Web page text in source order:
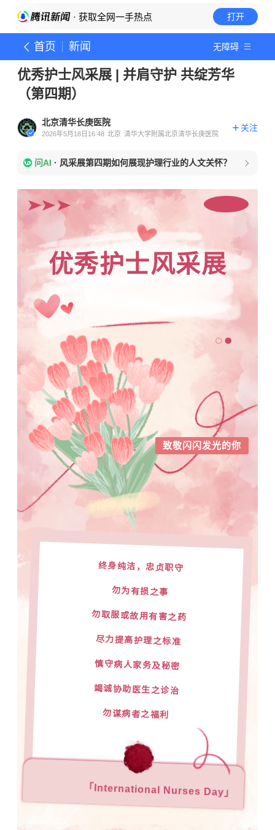
· 获取全网一手热点 打开
首页 新闻 无障碍
优秀护士风采展 | 并肩守护 共绽芳华
（第四期）
北京清华长庚医院
2026年5月18日16:48 北京 清华大学附属北京清华长庚医院
关注
问AI · 风采展第四期如何展现护理行业的人文关怀？
优秀护士风采展
致敬闪闪发光的你
终身纯洁，忠贞职守
勿为有损之事
勿取服或故用有害之药
尽力提高护理之标准
慎守病人家务及秘密
竭诚协助医生之诊治
勿谋病者之福利
「International Nurses Day」